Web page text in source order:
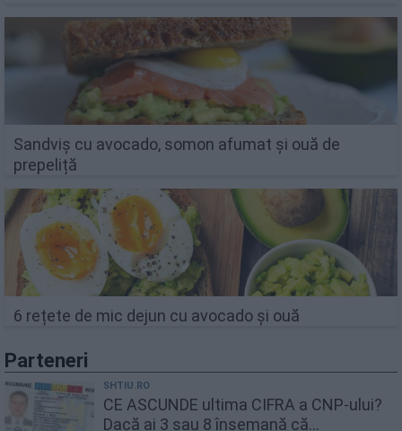
Sandviș cu avocado, somon afumat și ouă de
prepeliță
6 rețete de mic dejun cu avocado și ouă
Parteneri
SHTIU.RO
CE ASCUNDE ultima CIFRA a CNP-ului?
Dacă ai 3 sau 8 însemană că...